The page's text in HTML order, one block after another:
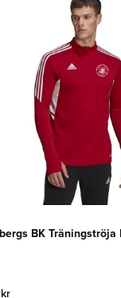
BK Träningströja